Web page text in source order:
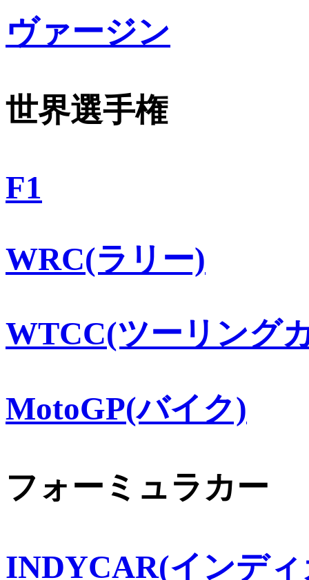
ヴァージン
世界選手権
F1
WRC(ラリー)
WTCC(ツーリング
MotoGP(バイク)
フォーミュラカー
INDYCAR(インデ